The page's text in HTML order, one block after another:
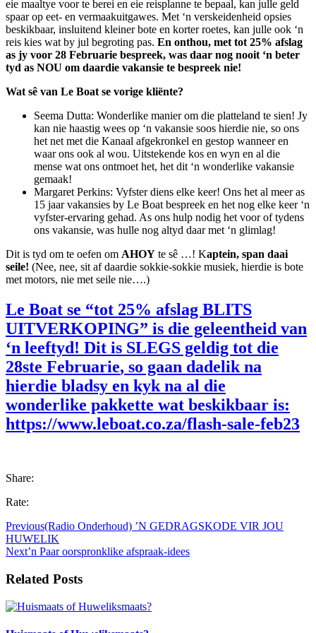
eie maaltye voor te berei en eie reisplanne te bepaal, kan julle geld
spaar op eet- en vermaakuitgawes. Met ‘n verskeidenheid opsies
beskikbaar, insluitend kleiner bote en korter roetes, kan julle ook ‘n
reis kies wat by jul begroting pas. En onthou, met tot 25% afslag
as jy voor 28 Februarie bespreek, was daar nog nooit ‘n beter
tyd as NOU om daardie vakansie te bespreek nie!
Wat sê van Le Boat se vorige kliënte?
Seema Dutta: Wonderlike manier om die platteland te sien! Jy
kan nie haastig wees op ‘n vakansie soos hierdie nie, so ons
het net met die Kanaal afgekronkel en gestop wanneer en
waar ons ook al wou. Uitstekende kos en wyn en al die
mense wat ons ontmoet het, het dit ‘n wonderlike vakansie
gemaak!
Margaret Perkins: Vyfster diens elke keer! Ons het al meer as
15 jaar vakansies by Le Boat bespreek en het nog elke keer ‘n
vyfster-ervaring gehad. As ons hulp nodig het voor of tydens
ons vakansie, was hulle nog altyd daar met ‘n glimlag!
Dit is tyd om te oefen om AHOY te sê …! Kaptein, span daai
seile! (Nee, nee, sit af daardie sokkie-sokkie musiek, hierdie is bote
met motors, nie met seile nie….)
Le Boat se “tot 25% afslag BLITS
UITVERKOPING” is die geleentheid van
‘n leeftyd! Dit is SLEGS geldig tot die
28ste Februarie, so gaan dadelik na
hierdie bladsy en kyk na al die
wonderlike pakkette wat beskikbaar is:
https://www.leboat.co.za/flash-sale-feb23
Share:
Rate:
Previous(Radio Onderhoud) ’N GEDRAGSKODE VIR JOU
HUWELIK
Next’n Paar oorspronklike afspraak-idees
Related Posts